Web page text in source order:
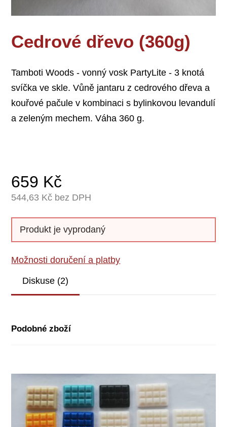
Cedrové dřevo (360g)
Tamboti Woods - vonný vosk PartyLite - 3 knotá
svíčka ve skle. Vůně jantaru z cedrového dřeva a
kouřové pačule v kombinaci s bylinkovou levandulí
a zeleným mechem. Váha 360 g.
659 Kč
544,63 Kč bez DPH
Produkt je vyprodaný
Možnosti doručení a platby
Diskuse (2)
Podobné zboží